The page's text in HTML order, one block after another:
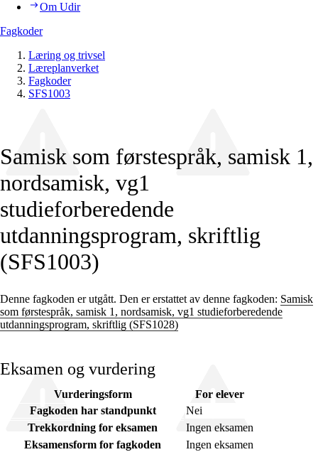
Om Udir
Fagkoder
Læring og trivsel
Læreplanverket
Fagkoder
SFS1003
Samisk som førstespråk, samisk 1,
nordsamisk, vg1
studieforberedende
utdanningsprogram, skriftlig
(SFS1003)
Denne fagkoden er utgått. Den er erstattet av denne fagkoden: Samisk
som førstespråk, samisk 1, nordsamisk, vg1 studieforberedende
utdanningsprogram, skriftlig (SFS1028)
Eksamen og vurdering
Vurderingsform
For elever
Fagkoden har standpunkt
Nei
Trekkordning for eksamen
Ingen eksamen
Eksamensform for fagkoden
Ingen eksamen